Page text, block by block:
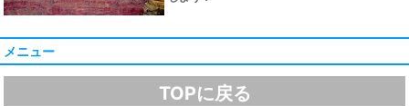
メニュー
TOPに戻る